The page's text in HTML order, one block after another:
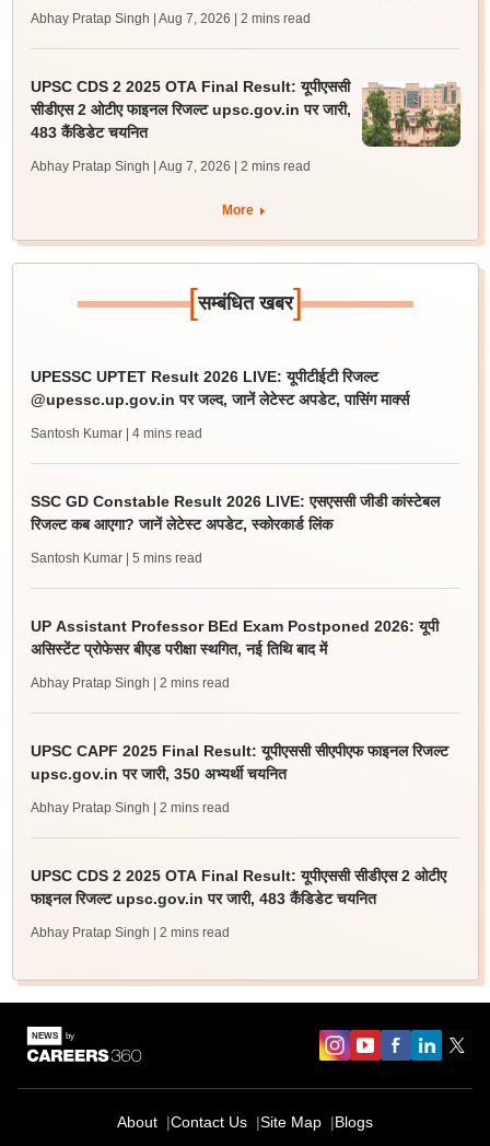
Abhay Pratap Singh | Aug 7, 2026 | 2 mins read
UPSC CDS 2 2025 OTA Final Result: यूपीएससी
सीडीएस 2 ओटीए फाइनल रिजल्ट upsc.gov.in पर जारी,
483 कैंडिडेट चयनित
Abhay Pratap Singh | Aug 7, 2026 | 2 mins read
More
[सम्बंधित खबर]
UPESSC UPTET Result 2026 LIVE: यूपीटीईटी रिजल्ट
@upessc.up.gov.in पर जल्द, जानें लेटेस्ट अपडेट, पासिंग मार्क्स
Santosh Kumar | 4 mins read
SSC GD Constable Result 2026 LIVE: एसएससी जीडी कांस्टेबल
रिजल्ट कब आएगा? जानें लेटेस्ट अपडेट, स्कोरकार्ड लिंक
Santosh Kumar | 5 mins read
UP Assistant Professor BEd Exam Postponed 2026: यूपी
असिस्टेंट प्रोफेसर बीएड परीक्षा स्थगित, नई तिथि बाद में
Abhay Pratap Singh | 2 mins read
UPSC CAPF 2025 Final Result: यूपीएससी सीएपीएफ फाइनल रिजल्ट
upsc.gov.in पर जारी, 350 अभ्यर्थी चयनित
Abhay Pratap Singh | 2 mins read
UPSC CDS 2 2025 OTA Final Result: यूपीएससी सीडीएस 2 ओटीए
फाइनल रिजल्ट upsc.gov.in पर जारी, 483 कैंडिडेट चयनित
Abhay Pratap Singh | 2 mins read
About Contact Us Site Map Blogs